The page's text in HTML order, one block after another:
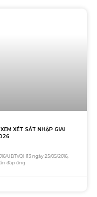
XÉT SÁT NHẬP GIAI
UBTVQH13 ngày 25/05/2016,
đáp ứng